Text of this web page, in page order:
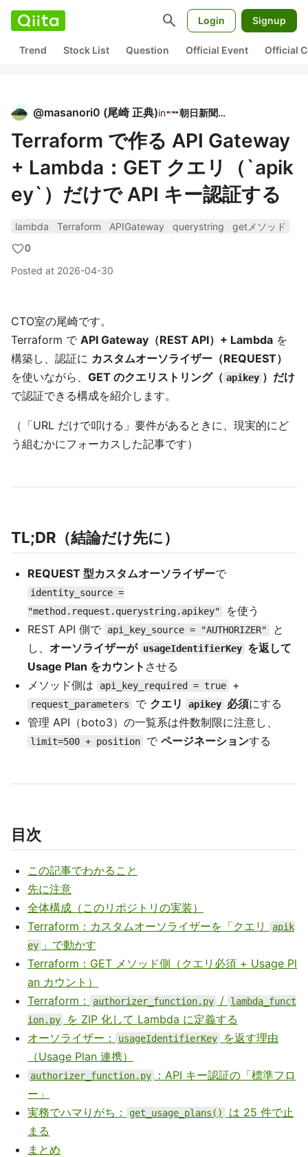
search Login Signup
Trend Stock List Question Official Event Official
@masanori0 (尾崎 正典)in 朝日新聞社
Terraform で作る API Gateway
+ Lambda：GET クエリ（`apik
ey`）だけで API キー認証する
lambda Terraform APIGateway querystring
getメソッド
0
Posted at 2026-04-30
CTO室の尾崎です。
Terraform で API Gateway（REST API）+ Lambda を
構築し、認証に カスタムオーソライザー（REQUEST）
を使いながら、 GET のクエリストリング（ apikey ）だけ
で認証できる構成を紹介します。
（「URL だけで叩ける」要件があるときに、現実的にど
う組むかにフォーカスした記事です）
TL;DR（結論だけ先に）
REQUEST 型カスタムオーソライザーで
identity_source =
"method.request.querystring.apikey"
を使う
REST API 側で
api_key_source = "AUTHORIZER"
と
し、 オーソライザーが usageIdentifierKey を返して
Usage Plan をカウント させる
メソッド側は
api_key_required = true +
request_parameters で クエリ apikey 必須にする
管理 API（boto3）の一覧系は件数制限に注意し、
limit=500 + position で ページネーションする
目次
この記事でわかること
先に注意
全体構成（このリポジトリの実装）
Terraform：カスタムオーソライザーを「クエリ
apik
ey 」で動かす
Terraform：GET メソッド側（クエリ必須 + Usage Pl
an カウント）
Terraform：
authorizer_function.py /
lambda_funct
ion.py
を ZIP 化して Lambda に定義する
オーソライザー：
usageIdentifierKey
を返す理由
（Usage Plan 連携）
authorizer_function.py
：API キー認証の「標準フロ
ー」
実務でハマりがち：
get_usage_plans()
は 25 件で止
まる
まとめ